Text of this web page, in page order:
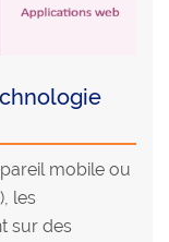
mobile ou
les
sur des